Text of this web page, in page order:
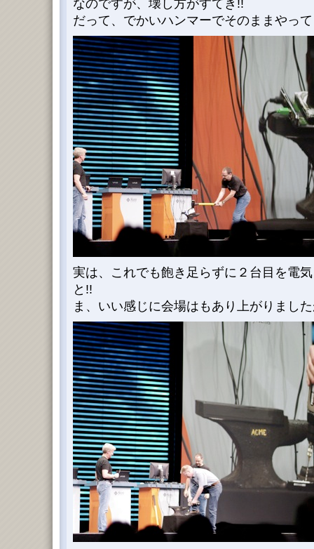
なのですが、壊し方がすてき!!
だって、でかいハンマーでそのままやっ
実は、これでも飽き足らずに２台目を電
と!!
ま、いい感じに会場はもあり上がりまし